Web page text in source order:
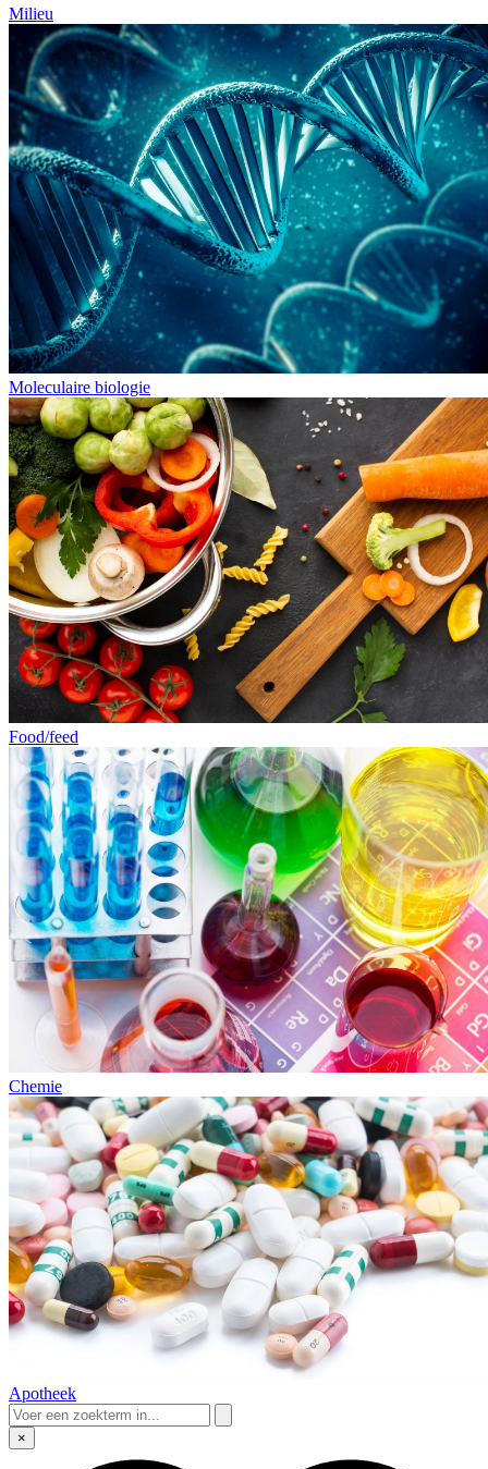
Milieu
Moleculaire biologie
Food/feed
Chemie
Apotheek
×